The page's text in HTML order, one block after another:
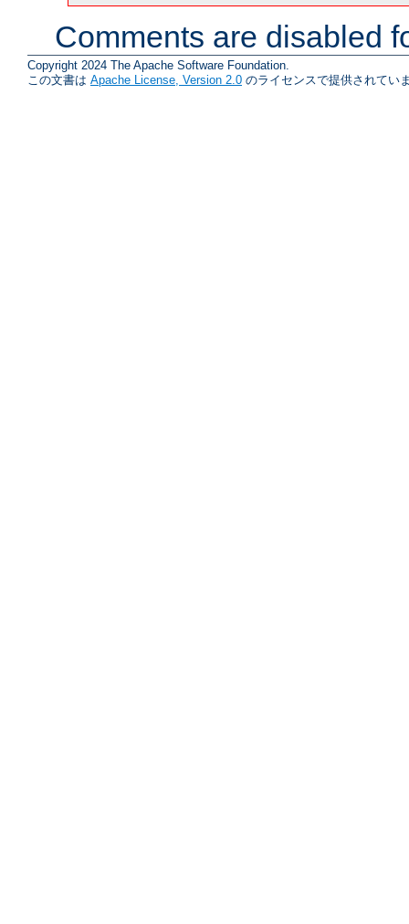
Comments are disabled
Copyright 2024 The Apache Software Foundation.
この文書は Apache License, Version 2.0 のライセンスで提供されてい